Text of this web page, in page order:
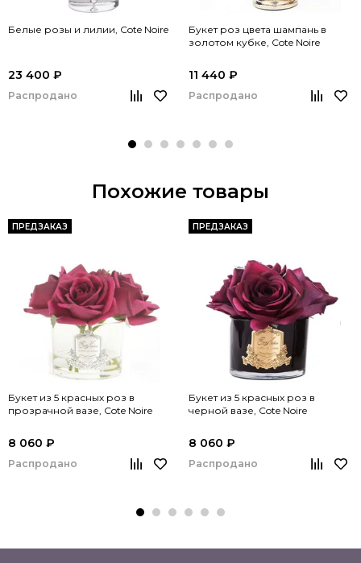
Белые розы и лилии, Cote Noire
23 400 ₽
Распродано
Букет роз цвета шампань в
золотом кубке, Cote Noire
11 440 ₽
Распродано
Похожие товары
ПРЕДЗАКАЗ
Букет из 5 красных роз в
прозрачной вазе, Cote Noire
8 060 ₽
Распродано
ПРЕДЗАКАЗ
Букет из 5 красных роз в
черной вазе, Cote Noire
8 060 ₽
Распродано